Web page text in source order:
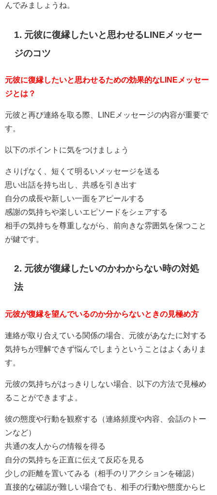
んでみましょうね。
1. 元彼に復縁したいと思わせるLINEメッセー
ジのコツ
元彼に復縁したいと思わせるための効果的なLINEメッセー
ジとは？
元彼と再び連絡を取る際、LINEメッセージの内容が重要で
す。
以下のポイントに気をつけましょう
さりげなく、短くて明るいメッセージを送る
思い出話を持ち出し、共感を引き出す
自分の成長や新しい一面をアピールする
感謝の気持ちや楽しいエピソードをシェアする
相手の気持ちを尊重しながら、前向きな雰囲気を保つこと
が鍵です。
2. 元彼が復縁したいのかわからない時の対処
法
元彼が復縁を望んでいるのか分からないときの見極め方
連絡が取り合えている関係の場合、元彼があなたに対する
気持ちが理解できず悩んでしまうということはよくありま
す。
元彼の気持ちがはっきりしない場合、以下の方法で見極め
ることができますよ。
彼の態度や行動を観察する（連絡頻度や内容、会話のトー
ンなど）
共通の友人からの情報を得る
自分の気持ちを正直に伝えて反応を見る
少しの距離を置いてみる（相手のリアクションを確認）
直接的な確認が難しい場合でも、相手の行動や態度からヒ